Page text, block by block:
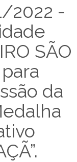
2022 -
SÃO
da